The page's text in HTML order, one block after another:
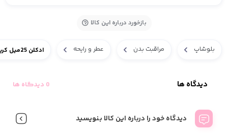
بازخورد درباره این کالا
بلوشاپ مراقبت بدن عطر و رایحه ادکلن 25میل کرید اونتوس مردانه
دیدگاه ها 0 دیدگاه ها
دیدگاه خود را درباره این کالا بنویسید